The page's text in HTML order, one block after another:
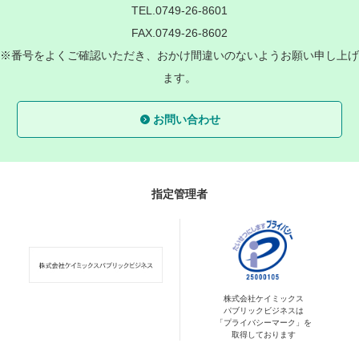
TEL.0749-26-8601
FAX.0749-26-8602
※番号をよくご確認いただき、おかけ間違いのないようお願い申し上げ
ます。
お問い合わせ
指定管理者
株式会社ケイミックス
パブリックビジネスは
「プライバシーマーク」を
取得しております